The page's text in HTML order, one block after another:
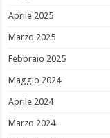
Aprile 2025
Marzo 2025
Febbraio 2025
Maggio 2024
Aprile 2024
Marzo 2024